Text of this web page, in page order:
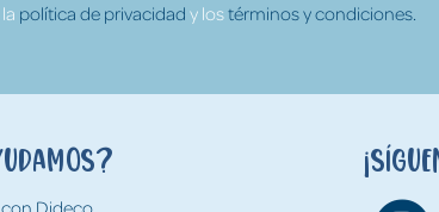
política de privacidad y lostérminos y condiciones.